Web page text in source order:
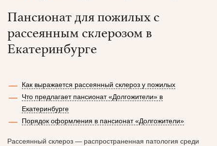
Пансионат для пожилых с
рассеянным склерозом в
Екатеринбурге
Как выражается рассеянный склероз у пожилых
Что предлагает пансионат «Долгожители» в
Екатеринбурге
Порядок оформления в пансионат «Долгожители»
Рассеянный склероз — распространенная патология среди